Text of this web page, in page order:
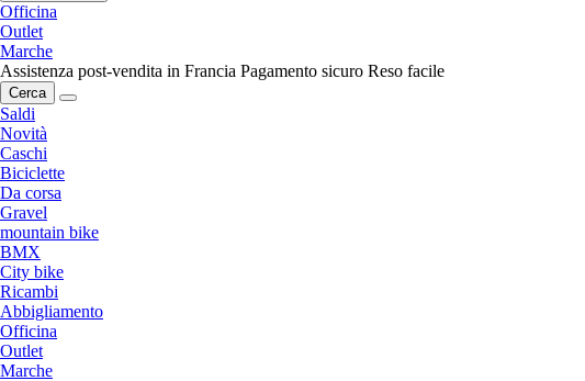
Officina
Outlet
Marche
Assistenza post-vendita in Francia Pagamento sicuro Reso facile
Cerca
Saldi
Novità
Caschi
Biciclette
Da corsa
Gravel
mountain bike
BMX
City bike
Ricambi
Abbigliamento
Officina
Outlet
Marche